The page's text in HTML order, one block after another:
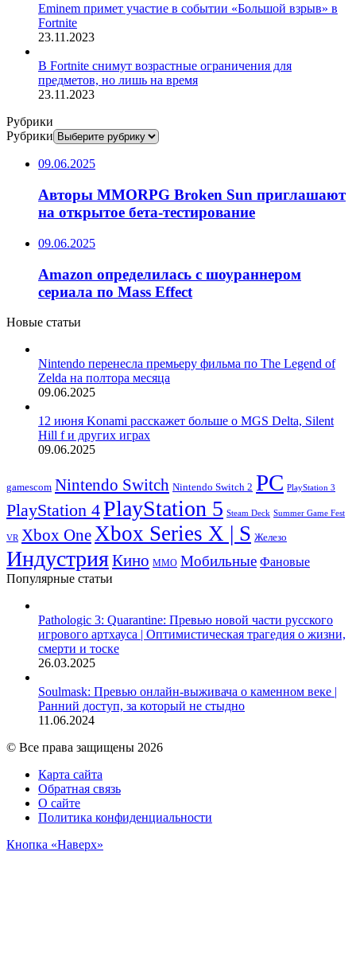
Eminem примет участие в событии «Большой взрыв» в
Fortnite
23.11.2023
В Fortnite снимут возрастные ограничения для
предметов, но лишь на время
23.11.2023
Рубрики
Рубрики
09.06.2025
Авторы MMORPG Broken Sun приглашают
на открытое бета-тестирование
09.06.2025
Amazon определилась с шоураннером
сериала по Mass Effect
Новые статьи
Nintendo перенесла премьеру фильма по The Legend of
Zelda на полтора месяца
09.06.2025
12 июня Konami расскажет больше о MGS Delta, Silent
Hill f и других играх
09.06.2025
gamescom Nintendo Switch Nintendo Switch 2 PC PlayStation 3
PlayStation 4PlayStation 5 Steam Deck Summer Game Fest
VR Xbox OneXbox Series X | S Железо
ИндустрияКино ММО Мобильные Фановые
Популярные статьи
Pathologic 3: Quarantine: Превью новой части русского
игрового артхауса | Оптимистическая трагедия о жизни,
смерти и тоске
26.03.2025
Soulmask: Превью онлайн-выживача о каменном веке |
Ранний доступ, за который не стыдно
11.06.2024
© Все права защищены 2026
Карта сайта
Обратная связь
О сайте
Политика конфиденциальности
Кнопка «Наверх»